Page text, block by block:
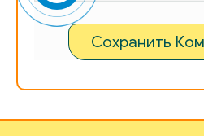
Сохранить